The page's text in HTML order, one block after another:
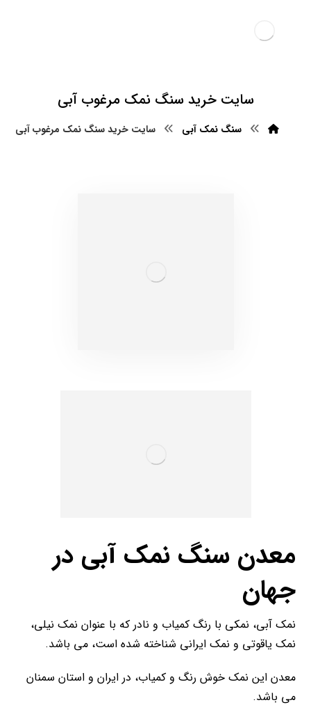
سایت خرید سنگ نمک مرغوب آبی
سنگ نمک آبی سایت خرید سنگ نمک مرغوب آبی
معدن سنگ نمک آبی در
جهان
نمک آبی، نمکی با رنگ کمیاب و نادر که با عنوان نمک نیلی،
نمک یاقوتی و نمک ایرانی شناخته شده است، می باشد.
معدن این نمک خوش رنگ و کمیاب، در ایران و استان سمنان
می باشد.